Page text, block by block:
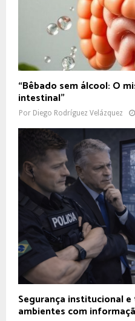
“Bêbado sem álcool: O
intestinal”
Por Diego Rodríguez Velázquez
Segurança institucional
ambientes com